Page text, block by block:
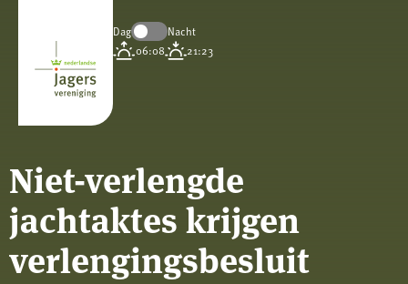
Koninklijke
Nederlandse
Jagersvereniging
Dag
Nacht
06:08
21:23
Niet-verlengde
jachtaktes krijgen
verlengingsbesluit